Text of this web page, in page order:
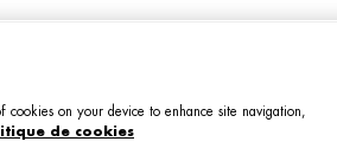
TÉLÉPHONE
on your device to enhance site navigation,
de cookies